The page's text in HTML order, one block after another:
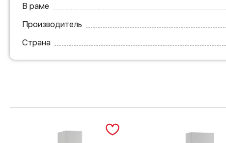
В раме
Производитель
Страна